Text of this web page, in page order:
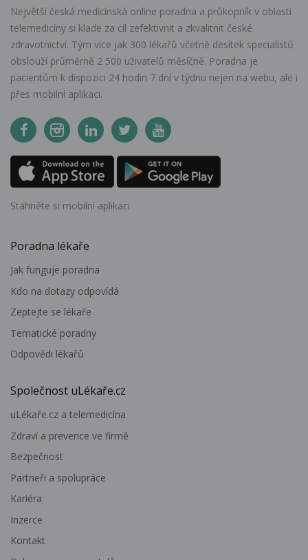
Největší česká medicínská online poradna a průkopník v oblasti
telemedicíny si klade za cíl zefektivnit a zkvalitnit české
zdravotnictví. Tým více jak 300 lékařů včetně desítek specialistů
obslouží průměrně 2 500 uživatelů měsíčně. Poradna je
pacientům k dispozici 24 hodin 7 dní v týdnu nejen na webu, ale i
přes mobilní aplikaci.
Stáhněte si mobilní aplikaci
Poradna lékaře
Jak funguje poradna
Kdo na dotazy odpovídá
Zeptejte se lékaře
Tematické poradny
Odpovědi lékařů
Společnost uLékaře.cz
uLékaře.cz a telemedicína
Zdraví a prevence ve firmě
Bezpečnost
Partneři a spolupráce
Kariéra
Inzerce
Kontakt